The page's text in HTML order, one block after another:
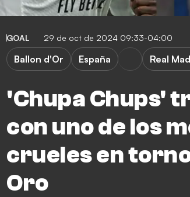
GOAL 29 de oct de 2024 09:33-04:00
'Chupa Chups'
con uno de los
crueles en
Oro
Ballon d'Or España Real